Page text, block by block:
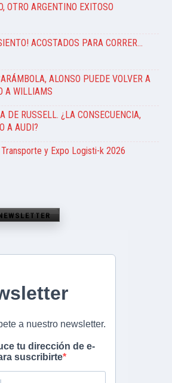
OTRO ARGENTINO EXITOSO
ACOSTADOS PARA CORRER…
ALONSO PUEDE VOLVER A
A WILLIAMS
DE RUSSELL. ¿LA CONSECUENCIA,
A AUDI?
y Expo Logisti-k 2026